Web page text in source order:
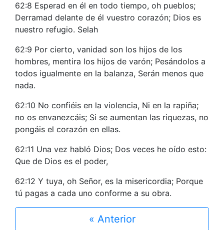
62:8 Esperad en él en todo tiempo, oh pueblos;
Derramad delante de él vuestro corazón; Dios es
nuestro refugio. Selah
62:9 Por cierto, vanidad son los hijos de los
hombres, mentira los hijos de varón; Pesándolos a
todos igualmente en la balanza, Serán menos que
nada.
62:10 No confiéis en la violencia, Ni en la rapiña;
no os envanezcáis; Si se aumentan las riquezas, no
pongáis el corazón en ellas.
62:11 Una vez habló Dios; Dos veces he oído esto:
Que de Dios es el poder,
62:12 Y tuya, oh Señor, es la misericordia; Porque
tú pagas a cada uno conforme a su obra.
« Anterior